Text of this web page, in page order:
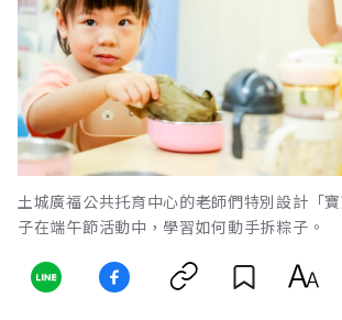
土城廣福公共托育中心的老師們特別設計「
子在端午節活動中，學習如何動手拆粽子。